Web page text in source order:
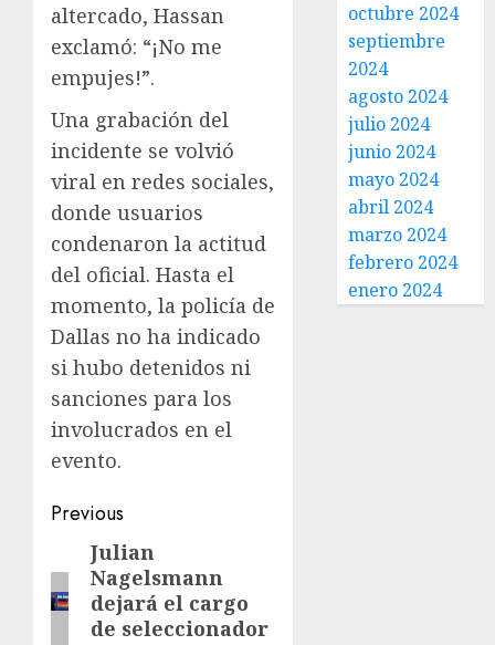
altercado, Hassan
exclamó: “¡No me
empujes!”.
Una grabación del
incidente se volvió
viral en redes sociales,
donde usuarios
condenaron la actitud
del oficial. Hasta el
momento, la policía de
Dallas no ha indicado
si hubo detenidos ni
sanciones para los
involucrados en el
evento.
Previous
Julian
Nagelsmann
dejará el cargo
de seleccionador
octubre 2024
septiembre
2024
agosto 2024
julio 2024
junio 2024
mayo 2024
abril 2024
marzo 2024
febrero 2024
enero 2024